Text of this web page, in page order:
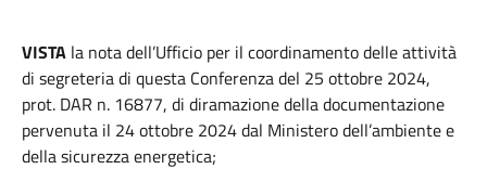
VISTA la nota dell’Ufficio per il coordinamento delle attività
di segreteria di questa Conferenzadel 25 ottobre 2024,
prot. DAR n. 16877, di diramazione della documentazione
pervenuta il 24 ottobre 2024 dal Ministero dell’ambiente e
della sicurezza energetica;